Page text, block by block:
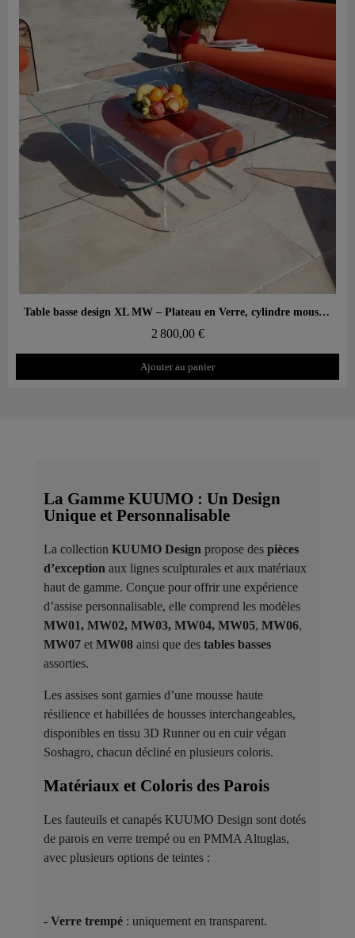
Aperçu rapide Table basse design XL MW – Plateau en Verre, cylindre mousse alvéolaire
2 800,00 €
Ajouter au panier
La Gamme KUUMO : Un Design
Unique et Personnalisable
La collection KUUMO Design propose des pièces
d’exception aux lignes sculpturales et aux matériaux
haut de gamme. Conçue pour offrir une expérience
d’assise personnalisable, elle comprend les modèles
MW01, MW02, MW03, MW04, MW05, MW06,
MW07 et MW08 ainsi que des tables basses
assorties.
Les assises sont garnies d’une mousse haute
résilience et habillées de housses interchangeables,
disponibles en tissu 3D Runner ou en cuir végan
Soshagro, chacun décliné en plusieurs coloris.
Matériaux et Coloris des Parois ​
Les fauteuils et canapés KUUMO Design sont dotés
de parois en verre trempé ou en PMMA Altuglas,
avec plusieurs options de teintes :
- Verre trempé : uniquement en transparent.